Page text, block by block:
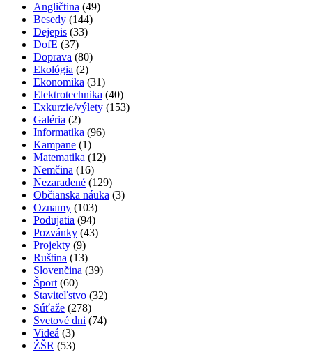
Angličtina (49)
Besedy (144)
Dejepis (33)
DofE (37)
Doprava (80)
Ekológia (2)
Ekonomika (31)
Elektrotechnika (40)
Exkurzie/výlety (153)
Galéria (2)
Informatika (96)
Kampane (1)
Matematika (12)
Nemčina (16)
Nezaradené (129)
Občianska náuka (3)
Oznamy (103)
Podujatia (94)
Pozvánky (43)
Projekty (9)
Ruština (13)
Slovenčina (39)
Šport (60)
Staviteľstvo (32)
Súťaže (278)
Svetové dni (74)
Videá (3)
ŽŠR (53)